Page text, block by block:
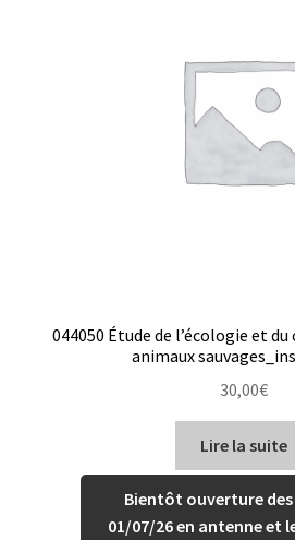
044050 Étude de l’écologie et
animaux
30,00€
Lire la suite
Bientôt ouverture des
01/07/26 en antenne et